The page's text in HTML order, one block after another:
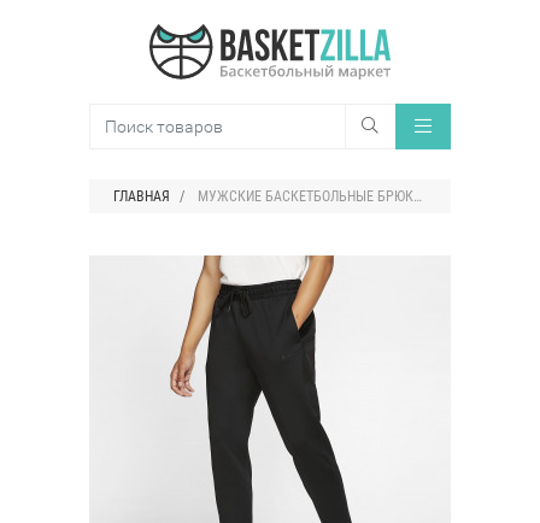
ГЛАВНАЯ МУЖСКИЕ БАСКЕТБОЛЬНЫЕ БРЮКИ NIKE THERMA FLEX SHOWTIME